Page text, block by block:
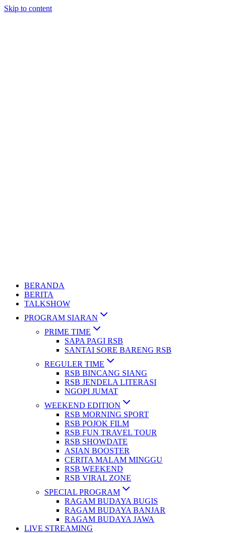
Skip to content
BERANDA
BERITA
TALKSHOW
PROGRAM SIARAN
PRIME TIME
SAPA PAGI RSB
SANTAI SORE BARENG RSB
REGULER TIME
RSB BINCANG SIANG
RSB JENDELA LITERASI
NGOPI JUMAT
WEEKEND EDITION
RSB MORNING SPORT
RSB POJOK FILM
RSB FUN TRAVEL TOUR
RSB SHOWDATE
ASIAN BOOSTER
CERITA MALAM MINGGU
RSB WEEKEND
RSB VIRAL ZONE
SPECIAL PROGRAM
RAGAM BUDAYA BUGIS
RAGAM BUDAYA BANJAR
RAGAM BUDAYA JAWA
LIVE STREAMING